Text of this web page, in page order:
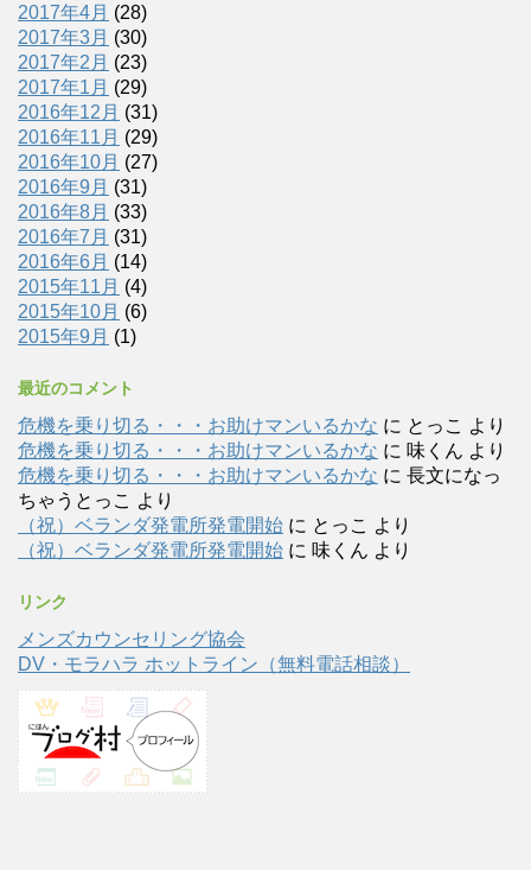
2017年4月 (28)
2017年3月 (30)
2017年2月 (23)
2017年1月 (29)
2016年12月 (31)
2016年11月 (29)
2016年10月 (27)
2016年9月 (31)
2016年8月 (33)
2016年7月 (31)
2016年6月 (14)
2015年11月 (4)
2015年10月 (6)
2015年9月 (1)
最近のコメント
危機を乗り切る・・・お助けマンいるかな に とっこ より
危機を乗り切る・・・お助けマンいるかな に 味くん より
危機を乗り切る・・・お助けマンいるかな に 長文になっ
ちゃうとっこ より
（祝）ベランダ発電所発電開始 に とっこ より
（祝）ベランダ発電所発電開始 に 味くん より
リンク
メンズカウンセリング協会
DV・モラハラ ホットライン（無料電話相談）